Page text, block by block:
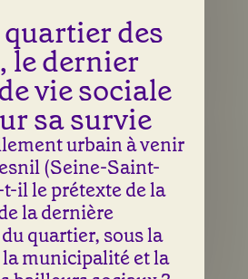
des
le dernier
vie sociale
sa survie
urbain à venir
(Seine-Saint-
il le prétexte de la
la dernière
quartier, sous la
municipalité et la